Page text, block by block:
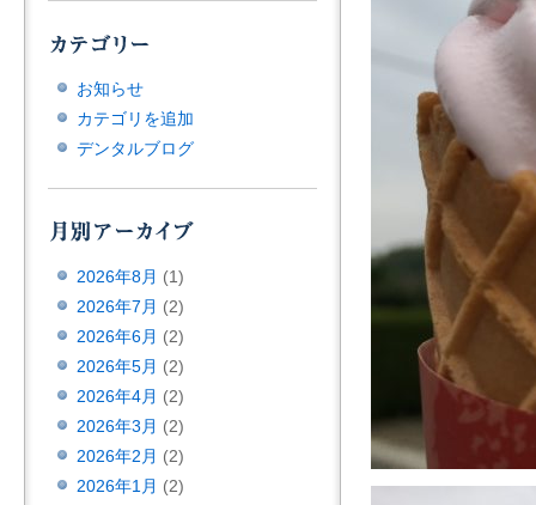
お知らせ
カテゴリを追加
デンタルブログ
2026年8月 (1)
2026年7月 (2)
2026年6月 (2)
2026年5月 (2)
2026年4月 (2)
2026年3月 (2)
2026年2月 (2)
2026年1月 (2)